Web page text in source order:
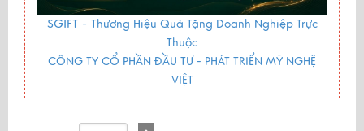
SGIFT - Thương Hiệu Quà Tặng Doanh Nghiệp Trực
Thuộc
CÔNG TY CỔ PHẦN ĐẦU TƯ - PHÁT TRIỂN MỸ NGHỆ
VIỆT